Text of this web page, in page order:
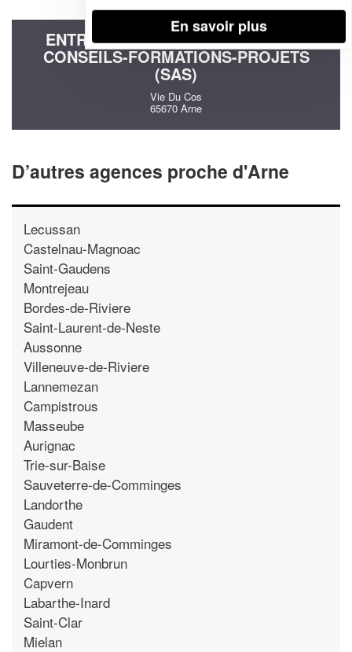
ENTREPRISE ARMAND TOUZANNE
CONSEILS-FORMATIONS-PROJETS
(SAS)
Vie Du Cos
65670 Arne
D’autres agences proche d'Arne
Lecussan
Castelnau-Magnoac
Saint-Gaudens
Montrejeau
Bordes-de-Riviere
Saint-Laurent-de-Neste
Aussonne
Villeneuve-de-Riviere
Lannemezan
Campistrous
Masseube
Aurignac
Trie-sur-Baise
Sauveterre-de-Comminges
Landorthe
Gaudent
Miramont-de-Comminges
Lourties-Monbrun
Capvern
Labarthe-Inard
Saint-Clar
Mielan
En savoir plus